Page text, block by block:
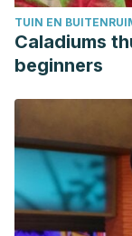
TUIN EN
Caladiums
beginners